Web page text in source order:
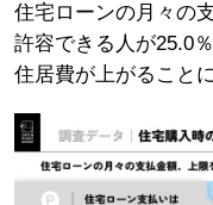
住宅ローンの月々の
許容できる人が25.0
住居費が上がること